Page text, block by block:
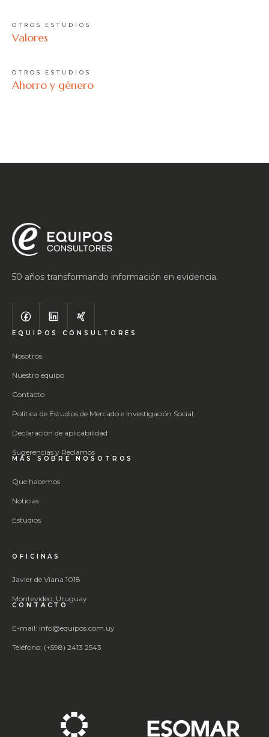
OTROS ESTUDIOS
Valores
OTROS ESTUDIOS
Ahorro y género
50 años transformando información en evidencia.
EQUIPOS CONSULTORES
Nosotros
Nuestro equipo
Contacto
Política de Estudios de Mercado e Investigación Social
Declaración de aplicabilidad
Sugerencias y Reclamos
MÁS SOBRE NOSOTROS
Que hacemos
Noticias
Estudios
OFICINAS
Javier de Viana 1018
Montevideo, Uruguay
CONTACTO
E-mail: info@equipos.com.uy
Teléfono: (+598) 2413 2543